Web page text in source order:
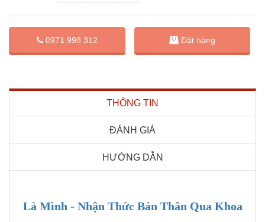
0971 998 312 Đặt hàng
THÔNG TIN
ĐÁNH GIÁ
HƯỚNG DẪN
Là Mình - Nhận Thức Bản Thân Qua Khoa